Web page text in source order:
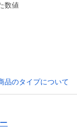
品のタイプについて